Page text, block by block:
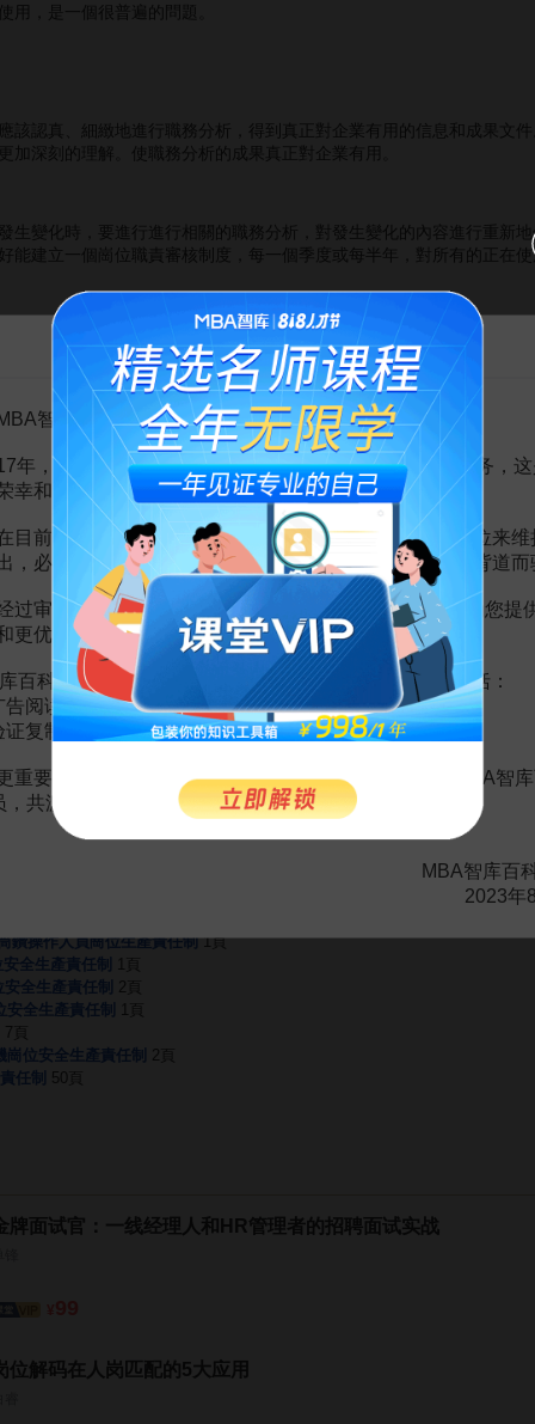
，是一個很普遍的問題。
真、細緻地進行職務分析，得到真正對企業有用的信息和成果文件
加深刻的理解。使職務分析的成果真正對企業有用。
化時，要進行進行相關的職務分析，對發生變化的內容進行重新地
能建立一個崗位職責審核制度，每一個季度或每半年，對所有的正在
問題是沒有把崗位的職、權、責、利有效的統一起來。職就是工作
。職、權、責、利的統一，就是將崗位的工作內容與崗位的權利、責
員進行摸底調查，清楚的瞭解員工的各項素質和能力。根據人力資
終使企業每位員工能夠勝任自己的職務。
在的問題及對策
赏 MBA智库APP
補充新內容或修改錯誤內容，請
鑽操作人員崗位生產責任制 1頁
全生產責任制
全生產責任制
2頁
全生產責任制
7頁
位安全生產責任制
2頁
任制 50頁
牌面试官：一线经理人和HR管理者的招聘面试实战
位解码在人岗匹配的5大应用
告MBA智库百科用户的一封信
智库百科用户：
年，百科频道一直以免费公益的形式为大家提供知识服务，
幸和骄傲。
目前越来越严峻的经营挑战下，单纯依靠不断增加广告位来维
，必然会越来越影响您的使用体验，这也与我们的初衷背道而
过审慎地考虑，我们决定推出VIP会员收费制度，以便为您提
更优质的内容。
百科VIP会员（9.9元 / 年， 点击开通 ），您的权益将包括：
告阅读；
复制。
重要的是长期以来您对百科频道的支持。诚邀您加入MBA智
，共渡难关，共同见证彼此的成长和进步！
MBA智库百
2023年